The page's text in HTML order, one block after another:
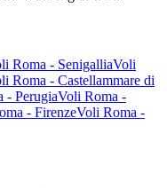
Roma - SenigalliaVoli
Roma - Castellammare di
- PerugiaVoli Roma -
- FirenzeVoli Roma -